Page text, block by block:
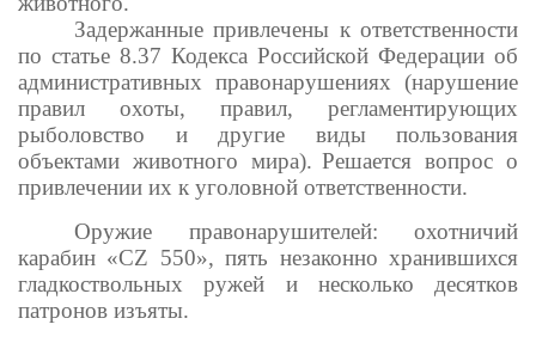
Задержанные привлечены к ответственности
по статье 8.37 Кодекса Российской Федерации об
административных правонарушениях (нарушение
правил охоты, правил, регламентирующих
рыболовство и другие виды пользования
объектами животного мира). Решается вопрос о
привлечении их к уголовной ответственности.
Оружие правонарушителей: охотничий
карабин «CZ 550», пять незаконно хранившихся
гладкоствольных ружей и несколько десятков
патронов изъяты.